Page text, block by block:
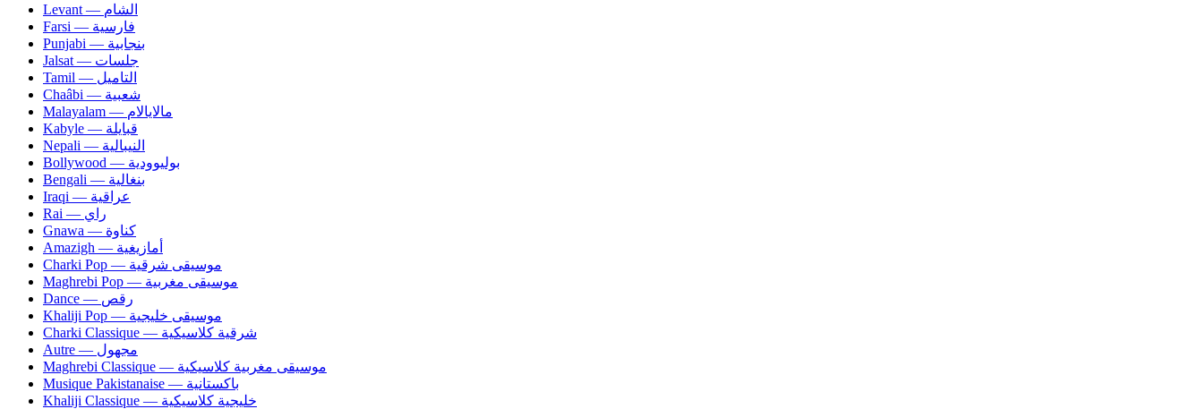
Levant — الشام
Farsi — فارسية
Punjabi — بنجابية
Jalsat — جلسات
Tamil — التاميل
Chaâbi — شعبية
Malayalam — مالايالام
Kabyle — قبايلة
Nepali — النيبالية
Bollywood — بوليوودية
Bengali — بنغالية
Iraqi — عراقية
Rai — راي
Gnawa — كناوة
Amazigh — أمازيغية
Charki Pop — موسيقى شرقية
Maghrebi Pop — موسيقى مغربية
Dance — رقص
Khaliji Pop — موسيقى خليجية
Charki Classique — شرقية كلاسيكية
Autre — مجهول
Maghrebi Classique — موسيقى مغربية كلاسيكية
Musique Pakistanaise — باكستانية
Khaliji Classique — خليجية كلاسيكية